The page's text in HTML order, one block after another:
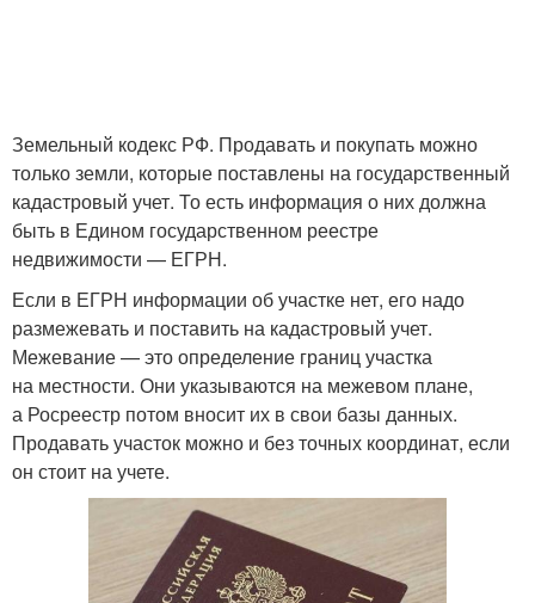
Земельный кодекс РФ. Продавать и покупать можно
только земли, которые поставлены на государственный
кадастровый учет. То есть информация о них должна
быть в Едином государственном реестре
недвижимости — ЕГРН.
Если в ЕГРН информации об участке нет, его надо
размежевать и поставить на кадастровый учет.
Межевание — это определение границ участка
на местности. Они указываются на межевом плане,
а Росреестр потом вносит их в свои базы данных.
Продавать участок можно и без точных координат, если
он стоит на учете.